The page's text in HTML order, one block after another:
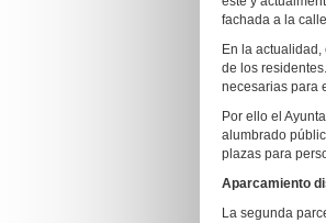
fachada a la
En la
de los
necesarias para
Por ello el
alumbrado
plazas para
Aparcamiento
La segunda